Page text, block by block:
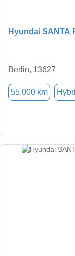
Hyundai SANTA
Berlin, 13627
55.000 km